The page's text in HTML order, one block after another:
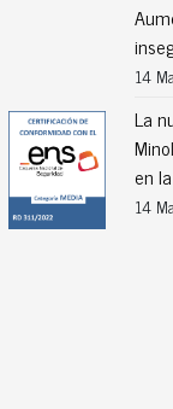
14
La
en
14